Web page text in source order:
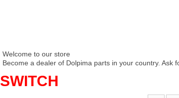
Welcome to our store
Become a dealer of Dolpima parts in your country. Ask
SWITCH